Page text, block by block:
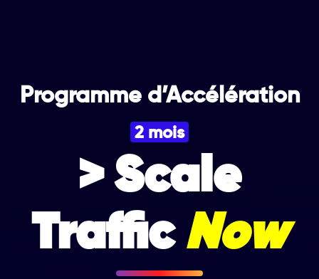
Programme d’Accélération
2 mois
> Scale
Traffic Now